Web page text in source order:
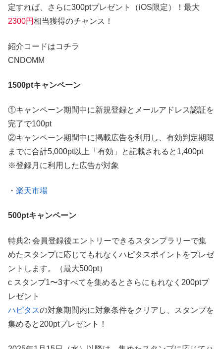
定すれば、さらに300ptプレゼント（iOS限定）！最大
2300円相当獲得のチャンス！
紹介コードはコチラ
CNDOMM
1500ptキャンペーン
①キャンペーン期間中に新規登録とメールアドレス認証を
完了で100pt
②キャンペーン期間中に掲載広告を利用し、有効判定期限
までに合計5,000pt以上「有効」と記載されると1,400pt
※登録月に利用した広告が対象
・ 楽天市場
500ptキャンペーン
特典2: 会員登録後エントリーできるスタンプラリーで集
めたスタンプに応じてもれなくハピタスポイントをプレゼ
ントします。（最大500pt）
c スタンプ1〜3すべてを集めるとさらにもれなく200ptプ
レゼント
ハピタスの対象期間内に対象条件をクリアし、スタンプを
集めると200ptプレゼント！